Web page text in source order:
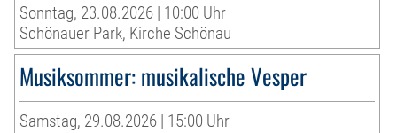
Sonntag, 23.08.2026 | 10:00 Uhr
Schönauer Park, Kirche Schönau
Musiksommer: musikalische Vesper
Samstag, 29.08.2026 | 15:00 Uhr